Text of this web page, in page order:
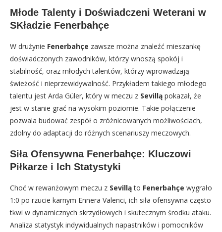
Młode Talenty i Doświadczeni Weterani w
SKładzie Fenerbahçe
W drużynie Fenerbahçe zawsze można znaleźć mieszankę
doświadczonych zawodników, którzy wnoszą spokój i
stabilność, oraz młodych talentów, którzy wprowadzają
świeżość i nieprzewidywalność. Przykładem takiego młodego
talentu jest Arda Güler, który w meczu z Sevillą pokazał, że
jest w stanie grać na wysokim poziomie. Takie połączenie
pozwala budować zespół o zróżnicowanych możliwościach,
zdolny do adaptacji do różnych scenariuszy meczowych.
Siła Ofensywna Fenerbahçe: Kluczowi
Piłkarze i Ich Statystyki
Choć w rewanżowym meczu z Sevilląto Fenerbahçe wygrało
1:0 po rzucie karnym Ennera Valenci, ich siła ofensywna często
tkwi w dynamicznych skrzydłowych i skutecznym środku ataku.
Analiza statystyk indywidualnych napastników i pomocników